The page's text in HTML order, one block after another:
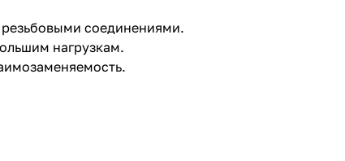
соединениями.
нагрузкам.